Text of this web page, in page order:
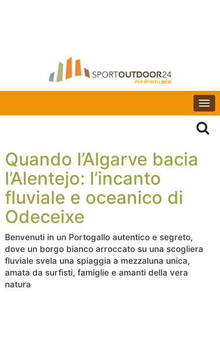
Quando l’Algarve bacia
l’Alentejo: l’incanto
fluviale e oceanico di
Odeceixe
Benvenuti in un Portogallo autentico e segreto,
dove un borgo bianco arroccato su una scogliera
fluviale svela una spiaggia a mezzaluna unica,
amata da surfisti, famiglie e amanti della vera
natura